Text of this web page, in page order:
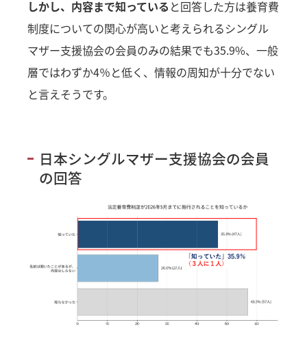
しかし、内容まで知っている と回答した方は養育費
制度についての関心が高いと考えられるシングル
マザー支援協会の会員のみの結果でも35.9%、一般
層ではわずか4％と低く、情報の周知が十分でない
と言えそうです。
日本シングルマザー支援協会の会員
の回答